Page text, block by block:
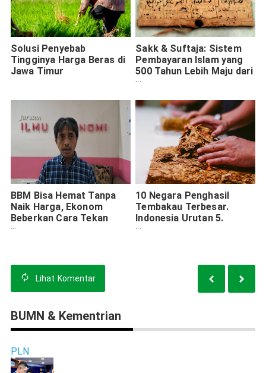
Solusi Penyebab
Tingginya Harga Beras di
Jawa Timur
Sakk & Suftaja: Sistem
Pembayaran Islam yang
500 Tahun Lebih Maju dari
Eropa
BBM Bisa Hemat Tanpa
Naik Harga, Ekonom
Beberkan Cara Tekan
Beban Energi
10 Negara Penghasil
Tembakau Terbesar.
Indonesia Urutan 5.
Nomor 1 Tak Disangka
Lihat Komentar
BUMN & Kementrian
PLN